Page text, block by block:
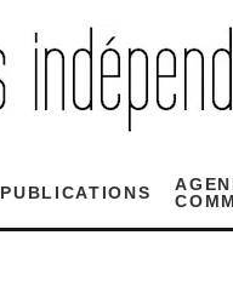
PUBLICATIONS